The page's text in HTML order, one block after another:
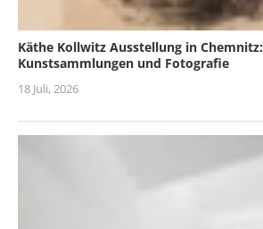
Käthe Kollwitz Ausstellung in Chemnitz:
Kunstsammlungen und Fotografie
18 Juli, 2026